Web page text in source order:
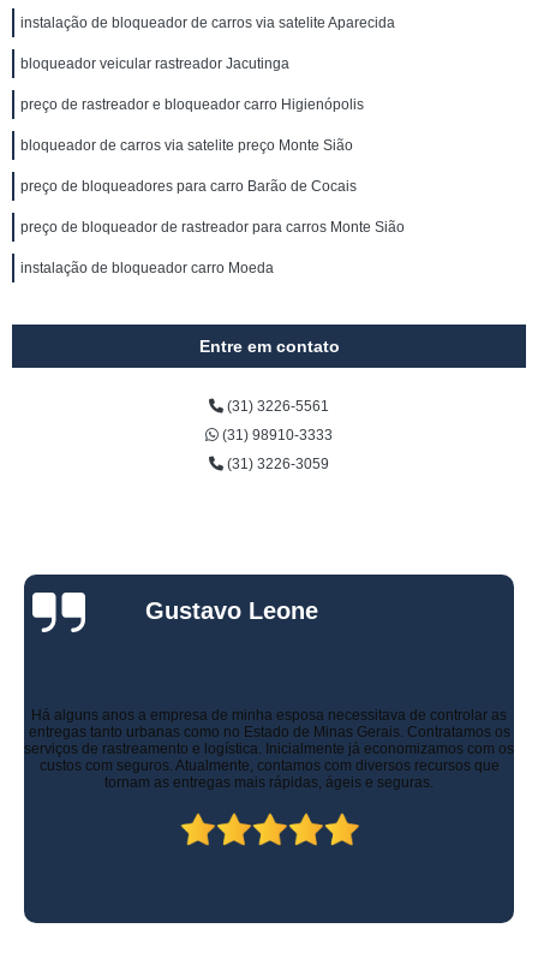
instalação de bloqueador de carros via satelite Aparecida
bloqueador veicular rastreador Jacutinga
preço de rastreador e bloqueador carro Higienópolis
bloqueador de carros via satelite preço Monte Sião
preço de bloqueadores para carro Barão de Cocais
preço de bloqueador de rastreador para carros Monte Sião
instalação de bloqueador carro Moeda
Entre em contato
(31) 3226-5561
(31) 98910-3333
(31) 3226-3059
Gustavo Leone
Há alguns anos a empresa de minha esposa necessitava de controlar as
entregas tanto urbanas como no Estado de Minas Gerais. Contratamos os
serviços de rastreamento e logística. Inicialmente já economizamos com os
custos com seguros. Atualmente, contamos com diversos recursos que
tornam as entregas mais rápidas, ágeis e seguras.